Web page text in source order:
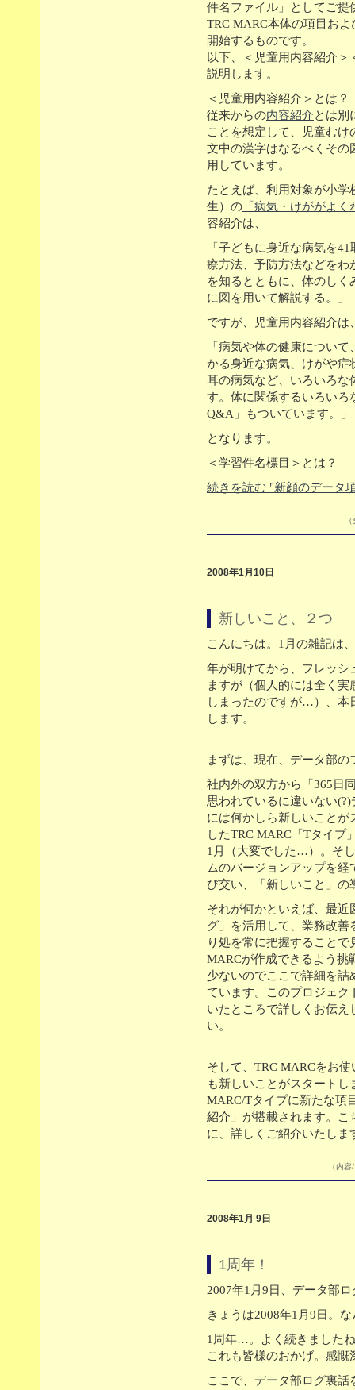
件名ファイル」としてご提
TRC MARC本体の項目お
開始するものです。
以下、＜児童用内容紹介
説明します。
＜児童用内容紹介＞とは？
従来からの内容紹介とは別
ことを想定して、児童む
文中の漢字はなるべくその
用しています。
たとえば、利用対象が小学
生）の 「病気・けががよ
容紹介は、
「子どもに身近な病気を
療方法、予防方法などをわ
を知るとともに、体のし
に図を用いて解説する。」
ですが、児童用内容紹介は
「病気や体の健康につい
かる身近な病気、けがや症
耳の病気など、いろいろな
す。体に関係するいろいろ
Q&A」もついています。」
となります。
＜学習件名標目＞とは？
続きを読む "新顔のデータ
2008年1月10日
新しいこと、２つ
こんにちは。1月の雑記は
年が明けてから、フレッシ
ますが（個人的には全く
しまったのですが…）、本
します。
まずは、現在、データ部
社内外の双方から「365日
思われているに違いない
には何かしら新しいこと
したTRC MARC「Tタイプ
1月（大変でした…）。そ
ムのバージョンアップを
び交い、「新しいこと」の
それが何かといえば、最
グ」を活用して、業務改
り処を常に把握すること
MARCが作成できるよう挑
少ないのでここで詳細を
ています。このプロジェク
いたところで詳しくお伝
い。
そして、TRC MARCをお
も新しいことがスタートし
MARC/Tタイプに新たな項
紹介」が搭載されます。こ
に、詳しくご紹介いたしま
（内
2008年1月 9日
1周年！
2007年1月9日、データ部
きょうは2008年1月9日。
1周年…。よく続きました
これも皆様のおかげ。感慨
ここで、データ部ログ裏話